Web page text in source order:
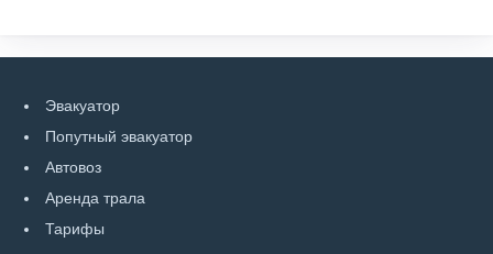
Эвакуатор
Попутный эвакуатор
Автовоз
Аренда трала
Тарифы